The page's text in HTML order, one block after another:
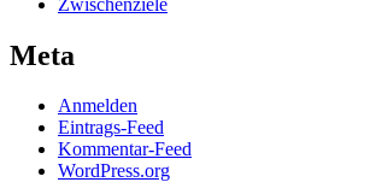
Meta
Anmelden
Eintrags-Feed
Kommentar-Feed
WordPress.org